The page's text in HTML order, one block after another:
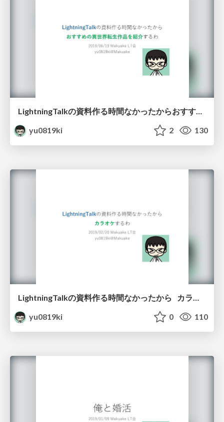
yu0819ki
2 130
LightningTalkの資料作る時間なかったから カラオケするわ
yu0819ki
0 110